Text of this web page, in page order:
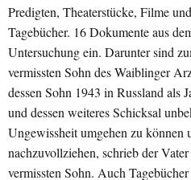
Predigten, Theaterstücke, Filme
Tagebücher. 16 Dokumente aus
Untersuchung ein. Darunter sind
vermissten Sohn des Waiblinger
dessen Sohn 1943 in Russland als
und dessen weiteres Schicksal
Ungewissheit umgehen zu können
nachzuvollziehen, schrieb der
vermissten Sohn. Auch